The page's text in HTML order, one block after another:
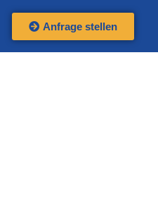
Anfrage stellen